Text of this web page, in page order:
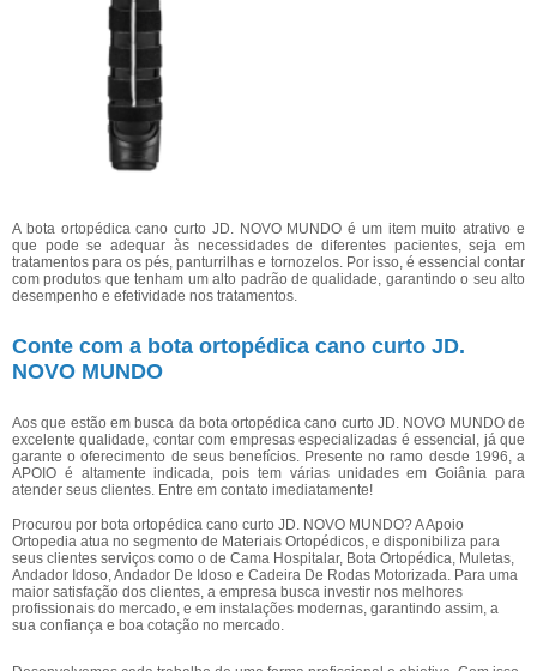
A bota ortopédica cano curto JD. NOVO MUNDO é um item muito atrativo e
que pode se adequar às necessidades de diferentes pacientes, seja em
tratamentos para os pés, panturrilhas e tornozelos. Por isso, é essencial contar
com produtos que tenham um alto padrão de qualidade, garantindo o seu alto
desempenho e efetividade nos tratamentos.
Conte com a bota ortopédica cano curto JD.
NOVO MUNDO
Aos que estão em busca da bota ortopédica cano curto JD. NOVO MUNDO de
excelente qualidade, contar com empresas especializadas é essencial, já que
garante o oferecimento de seus benefícios. Presente no ramo desde 1996, a
APOIO é altamente indicada, pois tem várias unidades em Goiânia para
atender seus clientes. Entre em contato imediatamente!
Procurou por bota ortopédica cano curto JD. NOVO MUNDO? A Apoio
Ortopedia atua no segmento de Materiais Ortopédicos, e disponibiliza para
seus clientes serviços como o de Cama Hospitalar, Bota Ortopédica, Muletas,
Andador Idoso, Andador De Idoso e Cadeira De Rodas Motorizada. Para uma
maior satisfação dos clientes, a empresa busca investir nos melhores
profissionais do mercado, e em instalações modernas, garantindo assim, a
sua confiança e boa cotação no mercado.